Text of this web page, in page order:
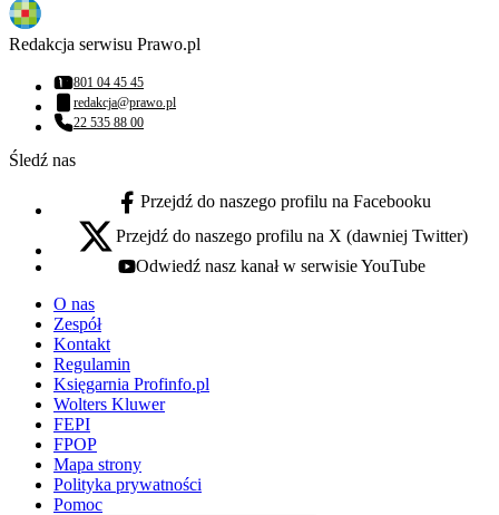
Redakcja serwisu Prawo.pl
Numer telefonu:
801 04 45 45
Adres email:
redakcja@prawo.pl
Numer telefonu:
22 535 88 00
Śledź nas
facebook - otwiera się w nowej karcie
Przejdź do naszego profilu na Facebooku
x - otwiera się w nowej karcie
Przejdź do naszego profilu na X (dawniej Twitter)
youtube - otwiera się w nowej karcie
Odwiedź nasz kanał w serwisie YouTube
O nas
Zespół
Kontakt
Regulamin
Księgarnia Profinfo.pl
Wolters Kluwer
FEPI
FPOP
Mapa strony
Polityka prywatności
Pomoc